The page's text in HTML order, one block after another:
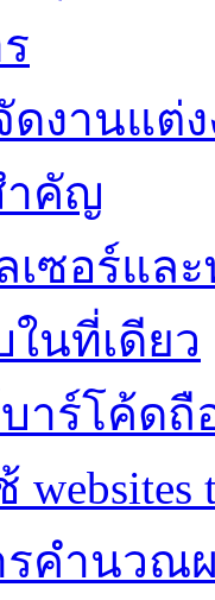
งานแต่
ำคัญ
เซอร์แ
ในที่เดียว
าร์โค้ด
websites
รคำนวณ